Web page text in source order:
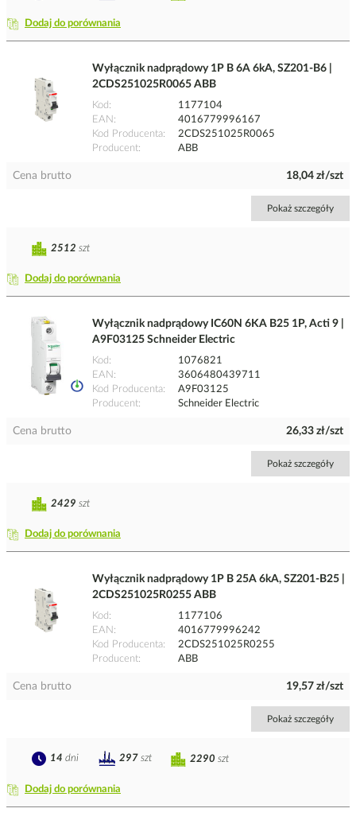
Dodaj do porównania
Wyłącznik nadprądowy 1P B 6A 6kA, SZ201-B6 |
2CDS251025R0065 ABB
Kod
1177104
EAN
4016779996167
Kod Producenta
2CDS251025R0065
Producent
ABB
Cena brutto 18,04 zł/szt
Pokaż szczegóły
Dodaj do porównania
2512 szt
Wyłącznik nadprądowy IC60N 6KA B25 1P, Acti 9 |
A9F03125 Schneider Electric
Kod
1076821
EAN
3606480439711
Kod Producenta
A9F03125
Producent
Schneider Electric
Cena brutto 26,33 zł/szt
Pokaż szczegóły
Dodaj do porównania
2429 szt
Wyłącznik nadprądowy 1P B 25A 6kA, SZ201-B25 |
2CDS251025R0255 ABB
Kod
1177106
EAN
4016779996242
Kod Producenta
2CDS251025R0255
Producent
ABB
Cena brutto 19,57 zł/szt
Pokaż szczegóły
Dodaj do porównania
2290 szt
14 dni 297 szt